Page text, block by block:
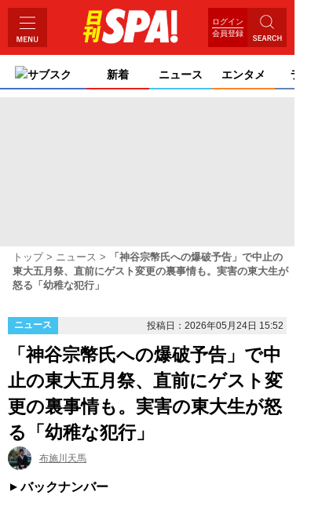
ログイン
会員登録
サブスク 新着 ニュース エンタメ ライ
トップ ニュース
「神谷宗幣氏への爆破予告」で中止の
東大五月祭、直前にゲスト変更の裏事情も。実害の東大生が
怒る「幼稚な犯行」
ニュース 投稿日：2026年05月24日 15:52
「神谷宗幣氏への爆破予告」で中
止の東大五月祭、直前にゲスト変
更の裏事情も。実害の東大生が怒
る「幼稚な犯行」
布施川天馬
バックナンバー